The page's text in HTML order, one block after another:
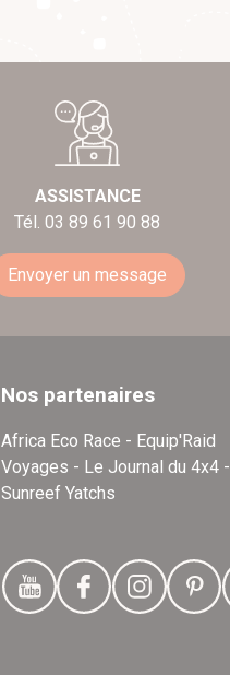
ASSISTANCE
Tél. 03 89 61 90 88
Envoyer un message
Nos partenaires
Africa Eco Race - Equip'Raid
Voyages - Le Journal du 4x4 -
Sunreef Yatchs